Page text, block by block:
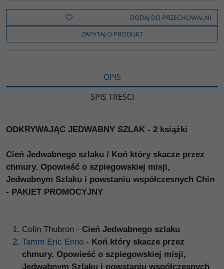
e
o
k
t
t
e
o
y
i
n
k
z
e
l
s
DODAJ DO PRZECHOWALNI
ZAPYTAJ O PRODUKT
OPIS
SPIS TREŚCI
ODKRYWAJĄC JEDWABNY SZLAK - 2 książki
Cień Jedwabnego szlaku / Koń który skacze przez
chmury. Opowieść o szpiegowskiej misji,
Jedwabnym Szlaku i powstaniu współczesnych Chin
- PAKIET PROMOCYJNY
Colin Thubron - Cień Jedwabnego szlaku
Tamm Eric Enno - Koń który skacze przez
chmury. Opowieść o szpiegowskiej misji,
Jedwabnym Szlaku i powstaniu współczesnych